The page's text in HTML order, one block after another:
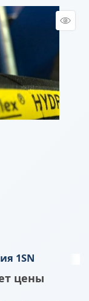
1SN
цены